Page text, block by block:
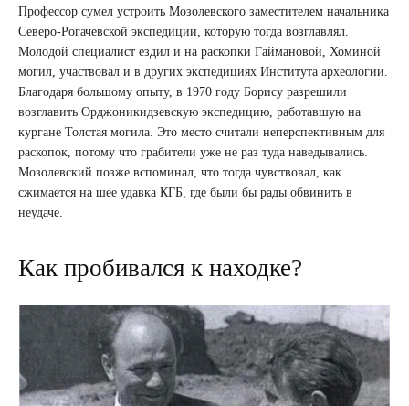
Профессор сумел устроить Мозолевского заместителем начальника
Северо-Рогачевской экспедиции, которую тогда возглавлял.
Молодой специалист ездил и на раскопки Гаймановой, Хоминой
могил, участвовал и в других экспедициях Института археологии.
Благодаря большому опыту, в 1970 году Борису разрешили
возглавить Орджоникидзевскую экспедицию, работавшую на
кургане Толстая могила. Это место считали неперспективным для
раскопок, потому что грабители уже не раз туда наведывались.
Мозолевский позже вспоминал, что тогда чувствовал, как
сжимается на шее удавка КГБ, где были бы рады обвинить в
неудаче.
Как пробивался к находке?